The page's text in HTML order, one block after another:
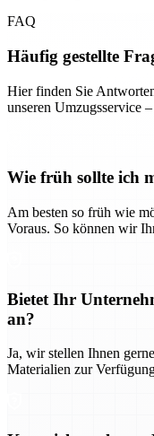
FAQ
Häufig gestellte
Hier finden Sie
unseren Umzugsservice
Wie früh sollte ich
Am besten so früh wie
Voraus. So können wir
Bietet Ihr
an?
Ja, wir stellen Ihnen
Materialien zur